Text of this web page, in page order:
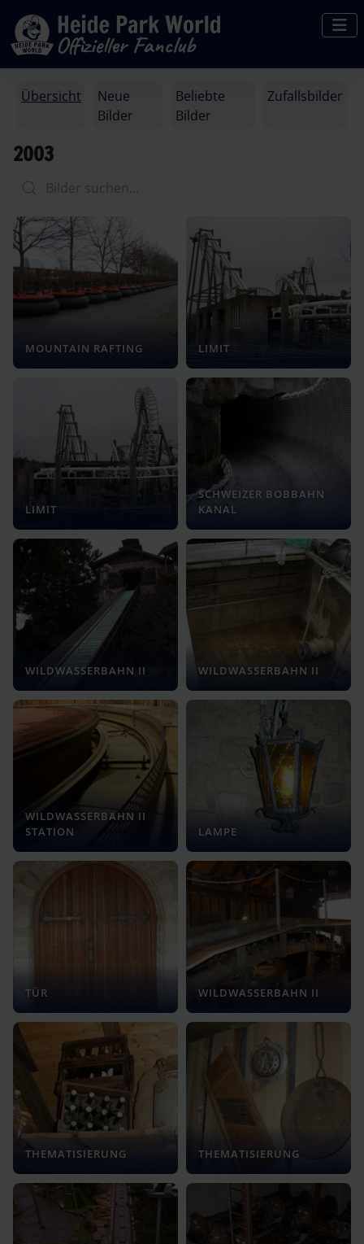
Übersicht
Neue
Bilder
Beliebte
Bilder
Zufallsbilder
2003
MOUNTAIN RAFTING LIMIT
LIMIT
SCHWEIZER BOBBAHN
KANAL
WILDWASSERBAHN II WILDWASSERBAHN II
WILDWASSERBAHN II
STATION
LAMPE
TÜR WILDWASSERBAHN II
THEMATISIERUNG THEMATISIERUNG